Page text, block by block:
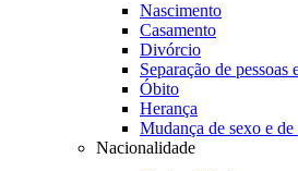
Nascimento
Casamento
Divórcio
Separação de pessoas
Óbito
Herança
Mudança de sexo e
Nacionalidade